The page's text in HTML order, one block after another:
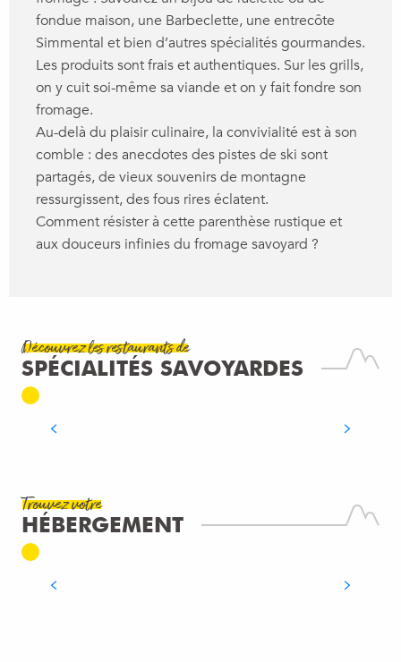
fondue maison, une Barbeclette, une entrecôte
Simmental et bien d’autres spécialités gourmandes.
Les produits sont frais et authentiques. Sur les grills,
on y cuit soi-même sa viande et on y fait fondre son
fromage.
Au-delà du plaisir culinaire, la convivialité est à son
comble : des anecdotes des pistes de ski sont
partagés, de vieux souvenirs de montagne
ressurgissent, des fous rires éclatent.
Comment résister à cette parenthèse rustique et
aux douceurs infinies du fromage savoyard ?
Découvrez les restaurants de
SPÉCIALITÉS SAVOYARDES
LA FROMAGERIE
RESTAURANT
Trouvez votre
HÉBERGEMENT